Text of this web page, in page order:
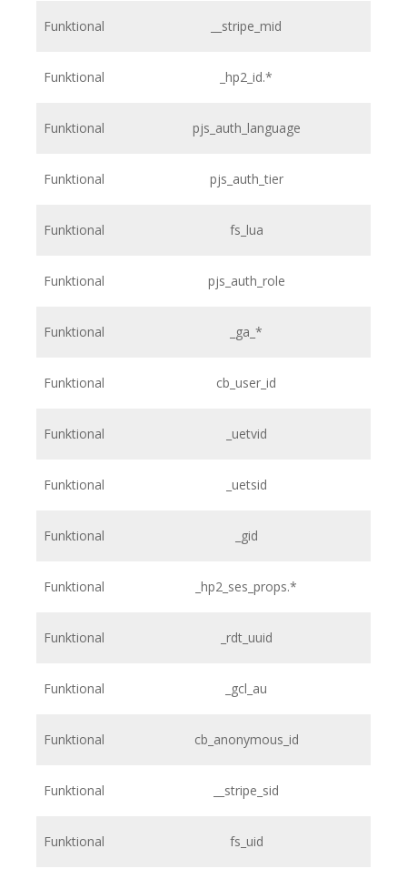
Funktional __stripe_mid
Funktional _hp2_id.*
Funktional pjs_auth_language
Funktional pjs_auth_tier
Funktional fs_lua
Funktional pjs_auth_role
Funktional _ga_*
Funktional cb_user_id
Funktional _uetvid
Funktional _uetsid
Funktional _gid
Funktional _hp2_ses_props.*
Funktional _rdt_uuid
Funktional _gcl_au
Funktional cb_anonymous_id
Funktional __stripe_sid
Funktional fs_uid